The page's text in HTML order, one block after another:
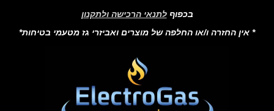
בכפוף לתנאי הרכישה ולתקנון
* אין החזרה ו/או החלפה של מוצרים ואביזרי גז מטעמי בטיחות*